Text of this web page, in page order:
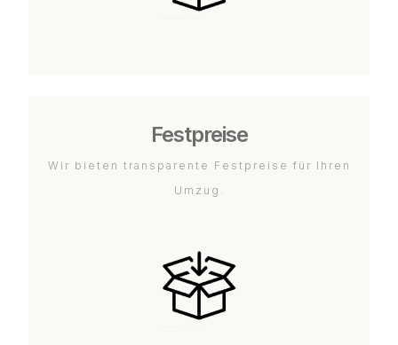
Festpreise
Wir bieten transparente Festpreise für Ihren
Umzug.